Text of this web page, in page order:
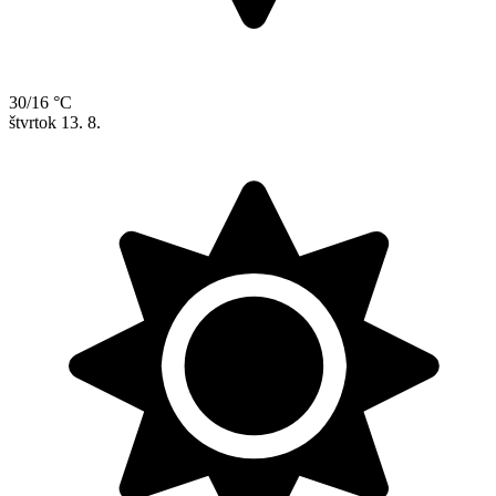
30/16 °C
štvrtok 13. 8.